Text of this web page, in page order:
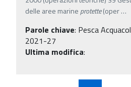
delle aree marine protette(oper…
Parole chiave: Pesca
2021-27
Ultima modifica: